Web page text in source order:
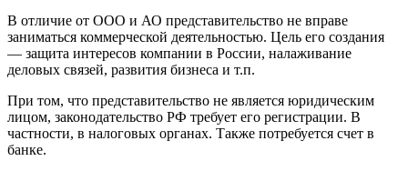
В отличие от ООО и АО представительство не вправе
заниматься коммерческой деятельностью. Цель его создания
— защита интересов компании в России, налаживание
деловых связей, развития бизнеса и т.п.
При том, что представительство не является юридическим
лицом, законодательство РФ требует его регистрации. В
частности, в налоговых органах. Также потребуется счет в
банке.